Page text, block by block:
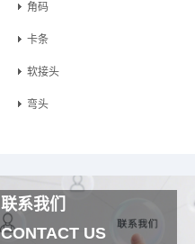
角码
卡条
软接头
弯头
联系我们
CONTACT US